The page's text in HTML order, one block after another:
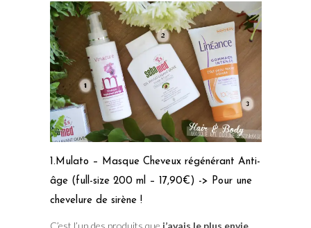
1.Mulato – Masque Cheveux régénérant Anti-
âge (full-size 200 ml – 17,90€) -> Pour une
chevelure de sirène !
C’est l’un des produits que j’avais le plus envie